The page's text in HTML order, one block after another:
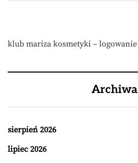
klub mariza kosmetyki – logowanie
Archiwa
sierpień 2026
lipiec 2026